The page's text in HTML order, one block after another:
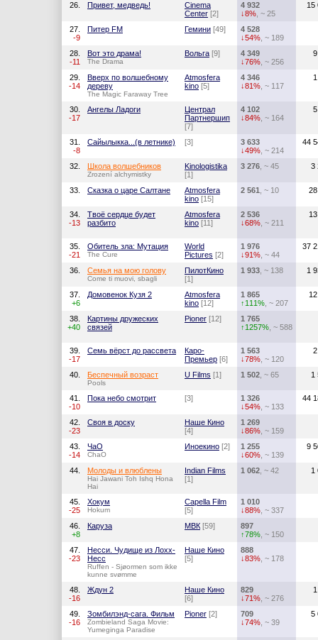
26.
Привет, медведь!
Cinema
Center [2]
4 932
↓8% , ~ 25
15
27.
-9
Питер FM Гемини [49]
4 528
↓54% , ~ 189
28.
-11
Вот это драма!
The Drama
Вольга [9]
4 349
↓76% , ~ 256
29.
-14
Вверх по волшебному
дереву
The Magic Faraway Tree
Atmosfera
kino [5]
4 346
↓81% , ~ 117
30.
-17
Ангелы Ладоги
Централ
Партнершип
[7]
4 102
↓84% , ~ 164
31.
-8
Сайылыкка...(в летнике) [3]
3 633
↓49% , ~ 214
44
32. Школа волшебников
Zrození alchymistky
Kinologistika
[1]
3 276 , ~ 45 3
33. Сказка о царе Салтане
Atmosfera
kino [15]
2 561 , ~ 10
34.
-13
Твоё сердце будет
разбито
Atmosfera
kino [11]
2 536
↓68% , ~ 211
35.
-21
Обитель зла: Мутация
The Cure
World
Pictures [2]
1 976
↓91% , ~ 44
37
36. Семья на мою голову
Come ti muovi, sbagli
ПилотКино
[1]
1 933 , ~ 138 1
37.
+6
Домовенок Кузя 2
Atmosfera
kino [12]
1 865
↑111% , ~ 207
38.
+40
Картины дружеских
связей
Pioner [12]
1 765
↑1257% , ~ 588
39.
-17
Семь вёрст до рассвета
Каро-
Премьер [6]
1 563
↓78% , ~ 120
40. Беспечный возраст
Pools
U Films [1] 1 502 , ~ 65 1
41.
-10
Пока небо смотрит [3]
1 326
↓54% , ~ 133
44
42.
-23
Своя в доску
Наше Кино
[4]
1 269
↓86% , ~ 159
43.
-14
ЧаО
ChaO
Иноекино [2]
1 255
↓60% , ~ 139
9
44. Молоды и влюблены
Hai Jawani Toh Ishq Hona
Hai
Indian Films
[1]
1 062 , ~ 42 1
45.
-25
Хокум
Hokum
Capella Film
[5]
1 010
↓88% , ~ 337
46.
+8
Каруза МВК [59]
897
↑78% , ~ 150
47.
-23
Несси. Чудище из Лохх-
Несс
Ruffen - Sjøormen som ikke
kunne svømme
Наше Кино
[5]
888
↓83% , ~ 178
48.
-16
Ждун 2
Наше Кино
[6]
829
↓71% , ~ 276
49.
-16
Зомбилэнд-сага. Фильм
Zombieland Saga Movie:
Yumeginga Paradise
Pioner [2]
709
↓74% , ~ 39
5